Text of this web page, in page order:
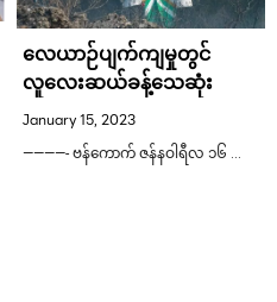
လေယာဉ်ပျက်ကျမှုတွင်
လူလေးဆယ်ခန့်သေဆုံး
January 15, 2023
————- ဗန်ကောက် ဇန်နဝါရီလ ၁၆ …